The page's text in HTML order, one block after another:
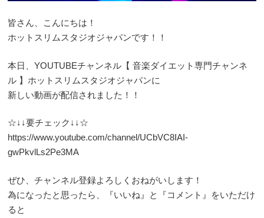
皆さん、こんにちは！
ホットスリムスタジオジャパンです！！
本日、YOUTUBEチャンネル【 音楽ダイエット専門チャンネ
ル 】ホットスリムスタジオジャパンに
新しい動画が配信されました！！
☆↓↓要チェック↓↓☆
https://www.youtube.com/channel/UCbVC8IAI-
gwPkvlLs2Pe3MA
ぜひ、チャンネル登録よろしくおねがいします！
為になったと思ったら、『いいね』と『コメント』をいただけ
ると